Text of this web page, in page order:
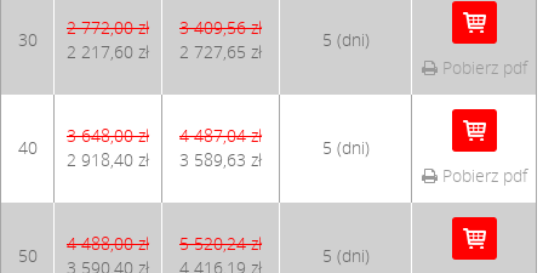
30
2 772,00 zł
2 217,60 zł
3 409,56 zł
2 727,65 zł
5 (dni)
Pobierz pdf
40
3 648,00 zł
2 918,40 zł
4 487,04 zł
3 589,63 zł
5 (dni)
Pobierz pdf
50
4 488,00 zł
3 590,40 zł
5 520,24 zł
4 416,19 zł
5 (dni)